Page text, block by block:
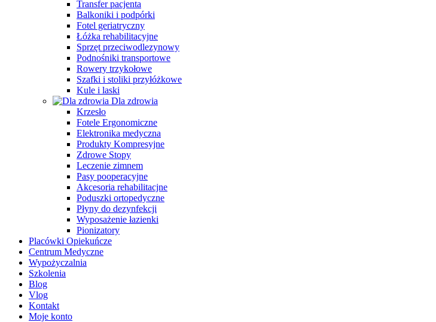
Transfer pacjenta
Balkoniki i podpórki
Fotel geriatryczny
Łóżka rehabilitacyjne
Sprzęt przeciwodlezynowy
Podnośniki transportowe
Rowery trzykołowe
Szafki i stoliki przyłóżkowe
Kule i laski
Dla zdrowia
Krzesło
Fotele Ergonomiczne
Elektronika medyczna
Produkty Kompresyjne
Zdrowe Stopy
Leczenie zimnem
Pasy pooperacyjne
Akcesoria rehabilitacjne
Poduszki ortopedyczne
Płyny do dezynfekcji
Wyposażenie łazienki
Pionizatory
Placówki Opiekuńcze
Centrum Medyczne
Wypożyczalnia
Szkolenia
Blog
Vlog
Kontakt
Moje konto